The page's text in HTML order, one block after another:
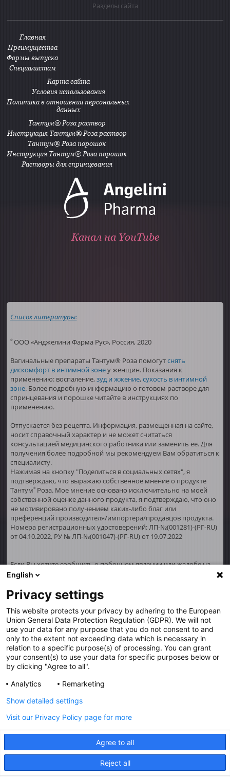
Разделы сайта
Главная
Преимущества
Формы выпуска
Специалистам
Карта сайта
Условия использования
Политика в отношении персональных
данных
Тантум® Роза раствор
Инструкция Тантум® Роза раствор
Тантум® Роза порошок
Инструкция Тантум® Роза порошок
Растворы для спринцевания
Канал на YouTube
Список литературы:
©ООО «Анджелини Фарма Рус», Россия, 2020
Вагинальные препараты Тантум® Роза помогутснять
дискомфорт в интимной зонеу женщин. Показания к
применению: воспаление, зуд и жжение, сухость в интимной
зоне. Более подробную информацию о готовом растворе для
спринцевания и порошке читайте в инструкциях по
применению.
Отпускается без рецепта. Информация, размещенная на сайте,
носит справочный характер и не может считаться
консультацией медицинского работника или заменить ее. Для
получения более подробной мы рекомендуем Вам обратиться к
специалисту.
Нажимая на кнопку "Поделиться в социальных сетях", я
подтверждаю, что выражаю собственное мнение о продукте
Тантум®Роза. Мое мнение основано исключительно на моей
собственной оценке данного продукта, я подтверждаю, что оно
не мотивировано получением каких-либо благ или
преференций производителя/импортера/продавцов продукта.
Номера регистрационных удостоверений: ЛП-№(001281)-(РГ-RU)
от 04.10.2022, РУ № ЛП-№(001047)-(РГ-RU) от 19.07.2022
Если Вы хотите сообщить о побочном явлении или жалобе на
качество продукции, пожалуйста, свяжитесь со специалистом
Обращения можно также направлять по адресу:
complaints@angelini.ru, либо позвонить по телефону горячей
линии+7 916 8719 234.
Разработано в Сократус
ИМЕЮТСЯ ПРОТИВОПОКАЗАНИЯ,
НЕОБХОДИМО
ОЗНАКОМИТЬСЯ С ИНСТРУКЦИЕЙ ПО
ПРИМЕНЕНИЮ
При использовании материалов, размещенных на данном сайте,
English
Privacy settings
This website protects your privacy by adhering to the European
Union General Data Protection Regulation (GDPR). We will not
use your data for any purpose that you do not consent to and
only to the extent not exceeding data which is necessary in
relation to a specific purpose(s) of processing. You can grant
your consent(s) to use your data for specific purposes below or
by clicking "Agree to all".
Analytics
Remarketing
Agree to all
Reject all
Show detailed settings
Visit our Privacy Policy page for more